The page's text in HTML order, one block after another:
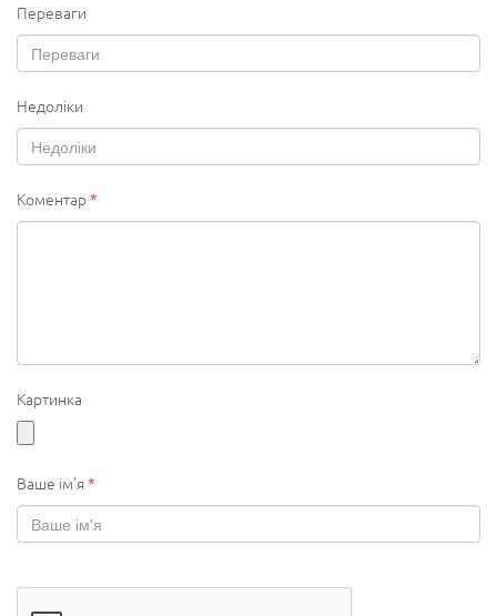
Переваги
Недоліки
Коментар*
Картинка
Ваше ім'я*